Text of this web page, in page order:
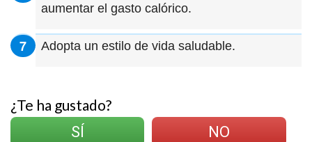
aumentar el gasto calórico.
Adopta un estilo de vida saludable.
¿Te ha gustado?
SÍ
NO